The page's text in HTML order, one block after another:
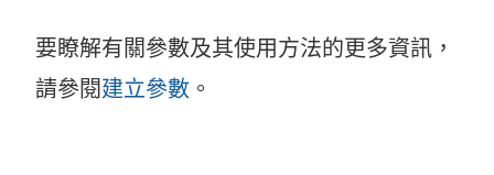
要瞭解有關參數及其使用方法的更多資訊，
請參閱建立參數 。